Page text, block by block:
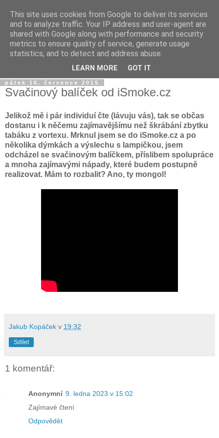
Dýmkařův koutek
Místo pro všechny, kteří se chtějí dozvědět něco o světě
vodních dýmek a trochu se pobavit!
pátek 10. července 2015
Svačinový balíček od iSmoke.cz
Jelikož mě i pár individuí čte (lávuju vás), tak se občas
dostanu i k něčemu zajímavějšímu než škrábání zbytku
tabáku z vortexu. Mrknul jsem se do iSmoke.cz a po
několika dýmkách a výslechu s lampičkou, jsem
odcházel se svačinovým balíčkem, příslibem spolupráce
a mnoha zajímavými nápady, které budem postupně
realizovat. Mám to rozbalit? Ano, ty mongol!
Jakub Kopáček v 19:32
Sdílet
1 komentář:
Anonymní 9. ledna 2023 v 15:02
Zajímavé čtení
Odpovědět
This site uses cookies from Google to deliver its services
and to analyze traffic. Your IP address and user-agent are
shared with Google along with performance and security
metrics to ensure quality of service, generate usage
statistics, and to detect and address abuse.
LEARN MORE GOT IT